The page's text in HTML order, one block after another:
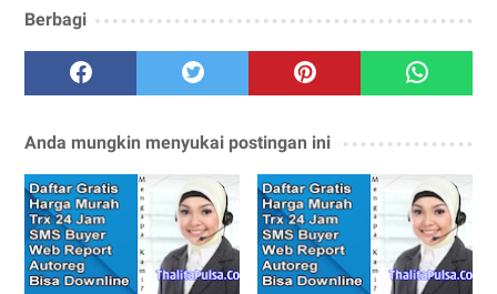
Berbagi
Anda mungkin menyukai postingan ini